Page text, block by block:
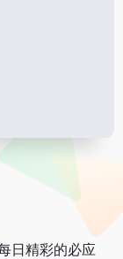
日精彩的必应